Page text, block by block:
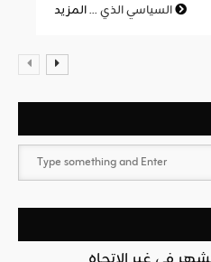
السياسي الذي ...